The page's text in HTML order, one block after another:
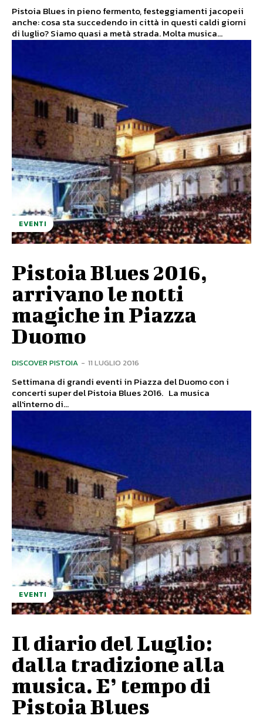
Pistoia Blues in pieno fermento, festeggiamenti jacopeii
anche: cosa sta succedendo in città in questi caldi giorni
di luglio? Siamo quasi a metà strada. Molta musica...
EVENTI
Pistoia Blues 2016,
arrivano le notti
magiche in Piazza
Duomo
DISCOVER PISTOIA - 11 LUGLIO 2016
Settimana di grandi eventi in Piazza del Duomo con i
concerti super del Pistoia Blues 2016. La musica
all'interno di...
EVENTI
Il diario del Luglio:
dalla tradizione alla
musica. E’ tempo di
Pistoia Blues